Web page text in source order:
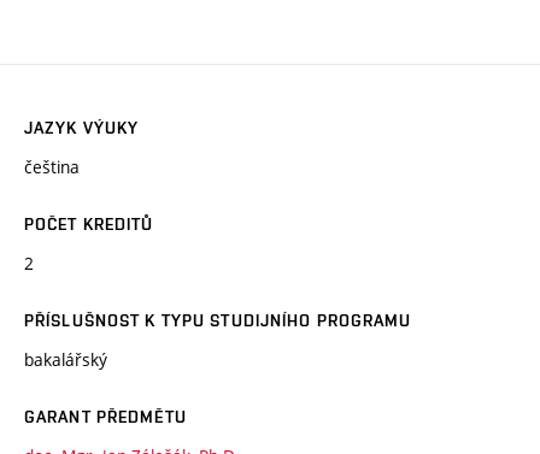
JAZYK VÝUKY
čeština
POČET KREDITŮ
2
PŘÍSLUŠNOST K TYPU STUDIJNÍHO PROGRAMU
bakalářský
GARANT PŘEDMĚTU